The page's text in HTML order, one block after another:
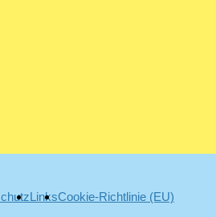
LinksCookie-Richtlinie (EU)